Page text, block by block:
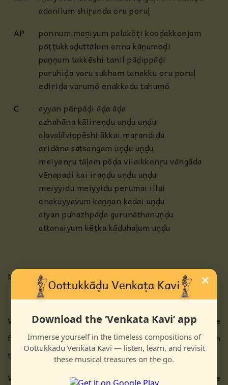
adanilum shiṛanda oru poruḷ
AP
ponnum maṇiyum palakōṭi kooḍakkonjam
pōṭṭukkoḍuttālum enna kāṇumōḍi
paṇṇum takkēshi tanil pāḍippāḍi
paruhiḍa varu sukham tanakku oru poruḷ
ediriḍa varumō enakkadu tahumō
C
ayyan pērpāḍi āḍa āḍa
azhahāna kālireṇḍu uṇḍu uṇḍu
aḷavaḷāvippēshi ākkai maṛandiḍa
aridāna satsangam uṇḍu uṇḍu
meiyenṛu tāḷam pōḍa vilaikkenṛu vāngāda
vēṇapaḍi kai iraṇḍu uṇḍu uṇḍu
meiyyidu meiyyidu perumai illai
enakuyyavum kaṇṇan kadai uṇḍu
aiyan puhazhpāḍa gurunāthanuṇḍu
attanaiyum kēṭka kāduhaḷum uṇḍu
Meaning
What else do you want? You have the incomparable
feet of the Master. Is there anything better than
that?
Will all the wealth of gold and gems and a little more
×
Download the ‘Venkata Kavi’ app
Immerse yourself in the timeless compositions of
Oottukkadu Venkata Kavi — listen, learn, and revisit
these musical treasures on the go.